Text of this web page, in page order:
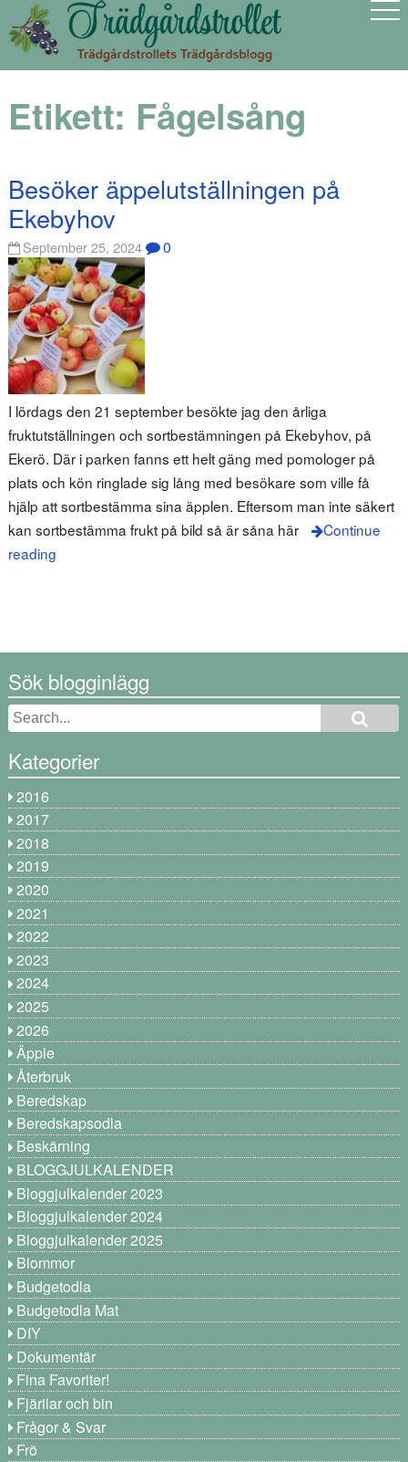
Etikett: Fågelsång
Besöker äppelutställningen på
Ekebyhov
September 25, 2024 0
I lördags den 21 september besökte jag den årliga
fruktutställningen och sortbestämningen på Ekebyhov, på
Ekerö. Där i parken fanns ett helt gäng med pomologer på
plats och kön ringlade sig lång med besökare som ville få
hjälp att sortbestämma sina äpplen. Eftersom man inte säkert
kan sortbestämma frukt på bild så är såna här
Continue
reading
Sök blogginlägg
Kategorier
2016
2017
2018
2019
2020
2021
2022
2023
2024
2025
2026
Äpple
Återbruk
Beredskap
Beredskapsodla
Beskärning
BLOGGJULKALENDER
Bloggjulkalender 2023
Bloggjulkalender 2024
Bloggjulkalender 2025
Blommor
Budgetodla
Budgetodla Mat
DIY
Dokumentär
Fina Favoriter!
Fjärilar och bin
Frågor & Svar
Frö